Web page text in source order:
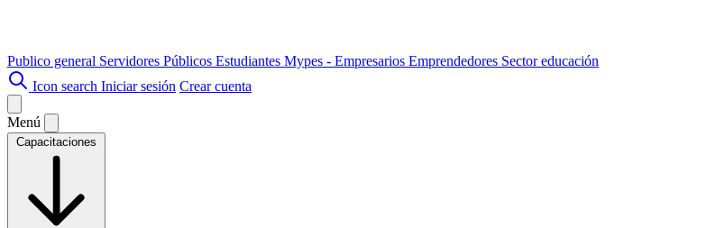
Publico general Servidores Públicos Estudiantes Mypes - Empresarios Emprendedores Sector educación
Icon search Iniciar sesión Crear cuenta
Menú
Capacitaciones